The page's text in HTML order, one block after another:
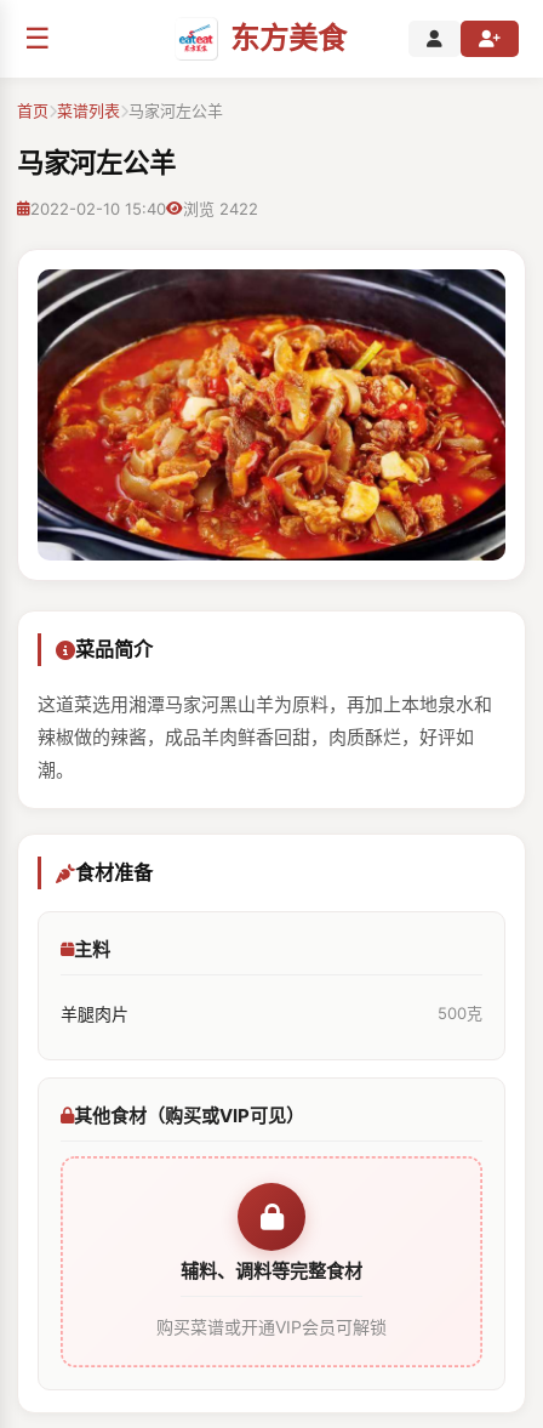
☰ 东方美食
首页 菜谱列表 马家河左公羊
马家河左公羊
2022-02-10 15:40 浏览 2422
菜品简介
这道菜选用湘潭马家河黑山羊为原料，再加上本地泉水和
辣椒做的辣酱，成品羊肉鲜香回甜，肉质酥烂，好评如
潮。
食材准备
主料
羊腿肉片 500克
其他食材（购买或VIP可见）
辅料、调料等完整食材
购买菜谱或开通VIP会员可解锁